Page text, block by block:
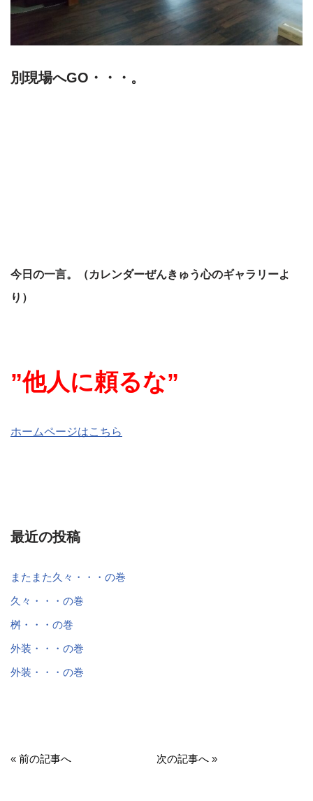
別現場へGO・・・。
今日の一言。（カレンダーぜんきゅう心のギャラリーよ
り）
”他人に頼るな”
ホームページはこちら
最近の投稿
またまた久々・・・の巻
久々・・・の巻
桝・・・の巻
外装・・・の巻
外装・・・の巻
« 前の記事へ 次の記事へ »